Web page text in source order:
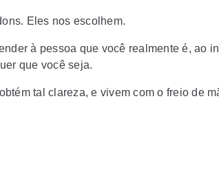
Eles nos escolhem.
à pessoa que você realmente é, ao
que você seja.
tal clareza, e vivem com o freio de